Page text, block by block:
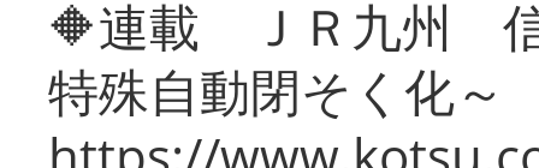
🔶連載 ＪＲ九州 信
特殊自動閉そく化～